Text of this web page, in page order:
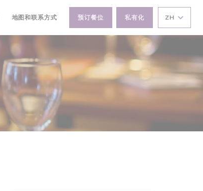
地图和联系方式 预订餐位 私有化 ZH